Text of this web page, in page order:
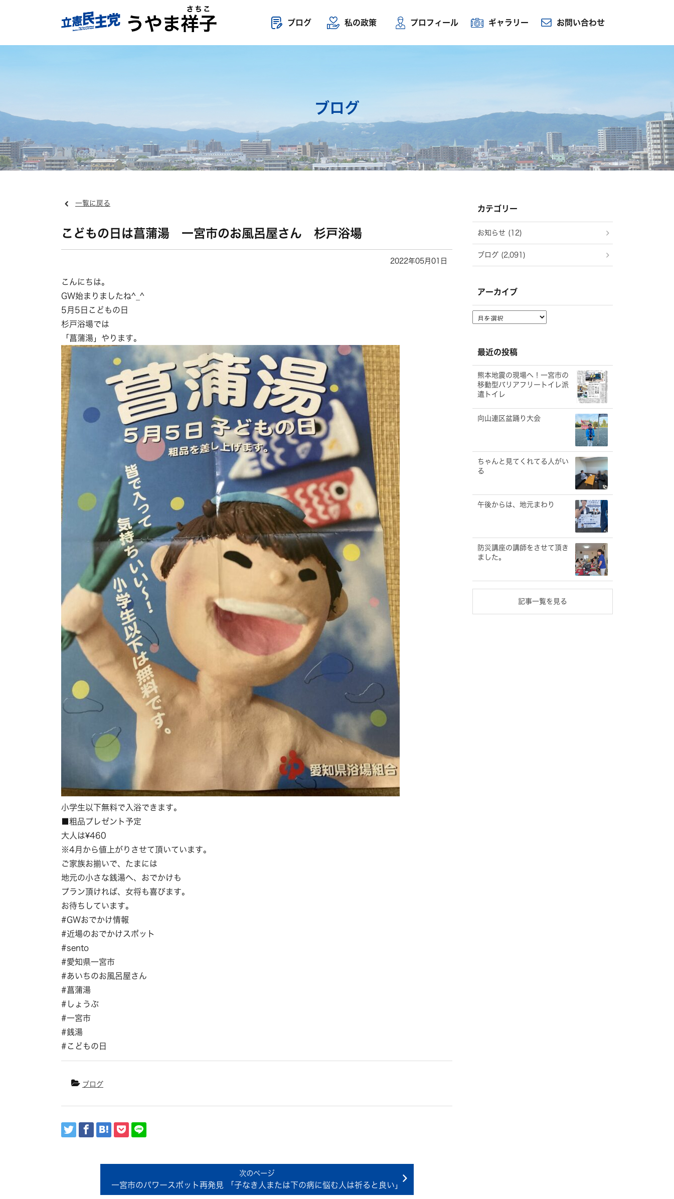
ブログ 私の政策 プロフィール ギャラリー お問い合わせ
ブログ
一覧に戻る
こどもの日は菖蒲湯 一宮市のお風呂屋さん 杉戸浴場
2022年05月01日
こんにちは。
GW始まりましたね^_^
5月5日こどもの日
杉戸浴場では
「菖蒲湯」やります。
小学生以下無料で入浴できます。
■粗品プレゼント予定
大人は¥460
※4月から値上がりさせて頂いています。
ご家族お揃いで、たまには
地元の小さな銭湯へ、おでかけも
プラン頂ければ、女将も喜びます。
お待ちしています。
#GWおでかけ情報
#近場のおでかけスポット
#sento
#愛知県一宮市
#あいちのお風呂屋さん
#菖蒲湯
#しょうぶ
#一宮市
#銭湯
#こどもの日
ブログ
一宮市のパワースポット再発見 「子なき人または下の病に悩む人は祈ると良い」
カテゴリー
お知らせ (12)
ブログ (2,091)
アーカイブ
ア
ー
ブ
最近の投稿
熊本地震の現場へ！一宮市の
移動型バリアフリートイレ派
遣トイレ
向山連区盆踊り大会
ちゃんと見てくれてる人がい
る
午後からは、地元まわり
防災講座の講師をさせて頂き
ました。
記事一覧を見る